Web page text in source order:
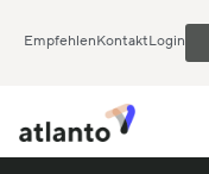
EmpfehlenKontaktLogin